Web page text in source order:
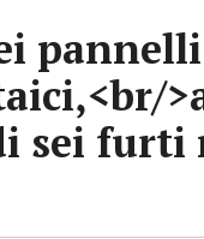
pannelli
sei furti